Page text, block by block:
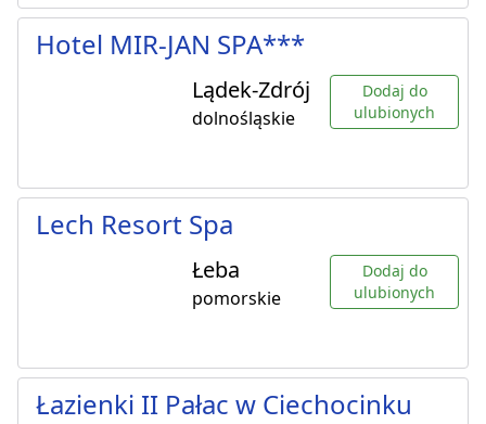
Hotel MIR-JAN SPA***
Lądek-Zdrój
dolnośląskie
Dodaj do
ulubionych
Lech Resort Spa
Łeba
pomorskie
Dodaj do
ulubionych
Łazienki II Pałac w Ciechocinku